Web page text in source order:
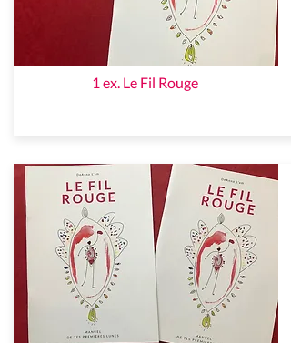
1 ex. Le Fil Rouge